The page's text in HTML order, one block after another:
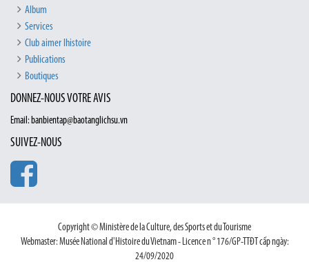
Album
Services
Club aimer lhistoire
Publications
Boutiques
DONNEZ-NOUS VOTRE AVIS
Email: banbientap@baotanglichsu.vn
SUIVEZ-NOUS
Copyright © Ministère de la Culture, des Sports et du Tourisme
Webmaster: Musée National d'Histoire du Vietnam - Licence n ° 176/GP-TTĐT cấp ngày:
24/09/2020